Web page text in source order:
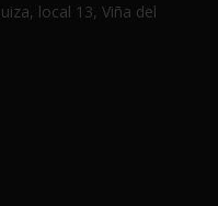
local 13, Viña del